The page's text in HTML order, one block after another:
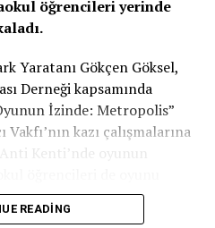
öğrencileri yerinde
Yaratanı Gökçen Göksel,
Derneği kapsamında
İzinde: Metropolis”
kazı çalışmalarına
Kenti’nde oyunun
yakaladı. Bir antik kenti
oyunculara aktaran
READING